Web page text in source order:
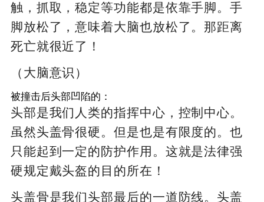
触，抓取，稳定等功能都是依靠手脚。手
脚放松了，意味着大脑也放松了。那距离
死亡就很近了！
（大脑意识）
被撞击后头部凹陷的：
头部是我们人类的指挥中心，控制中心。
虽然头盖骨很硬。但是也是有限度的。也
只能起到一定的防护作用。这就是法律强
硬规定戴头盔的目的所在！
头盖骨是我们头部最后的一道防线。头盖